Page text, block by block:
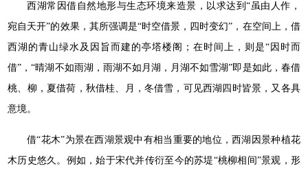
西湖常因借自然地形与生态环境来造景，以求达到“虽由人作，
宛自天开”的效果，其所强调是“时空借景，四时变幻”，在空间上，借
西湖的青山绿水及因旨而建的亭塔楼阁；在时间上，则是“因时而
借”，“晴湖不如雨湖，雨湖不如月湖，月湖不如雪湖”即是如此，春借
桃、柳，夏借荷，秋借桂、月，冬借雪，可见西湖四时皆景，又各具
意境。
借“花木”为景在西湖景观中有相当重要的地位，西湖因景种植花
木历史悠久。例如，始于宋代并传衍至今的苏堤“桃柳相间”景观，形